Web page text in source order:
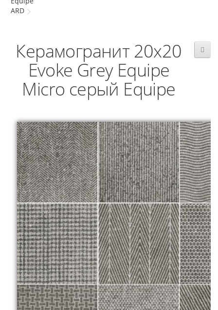
ARD
Керамогранит 20x20
Evoke Grey Equipe
Micro серый Equipe